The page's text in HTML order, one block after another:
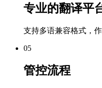
专业的翻译平
支持多语兼容格式，
05
管控流程